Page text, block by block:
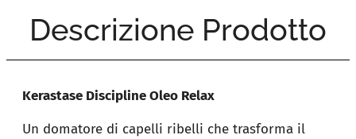
Descrizione Prodotto
Kerastase Discipline Oleo Relax
Un domatore di capelli ribelli che trasforma il